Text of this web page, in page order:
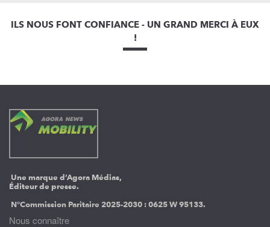
ILS NOUS FONT CONFIANCE - UN GRAND MERCI À EUX
!
Une marque d’Agora Médias,
Éditeur de presse.
N°Commission Paritaire 2025-2030 :0625 W 95133.
Nous connaître